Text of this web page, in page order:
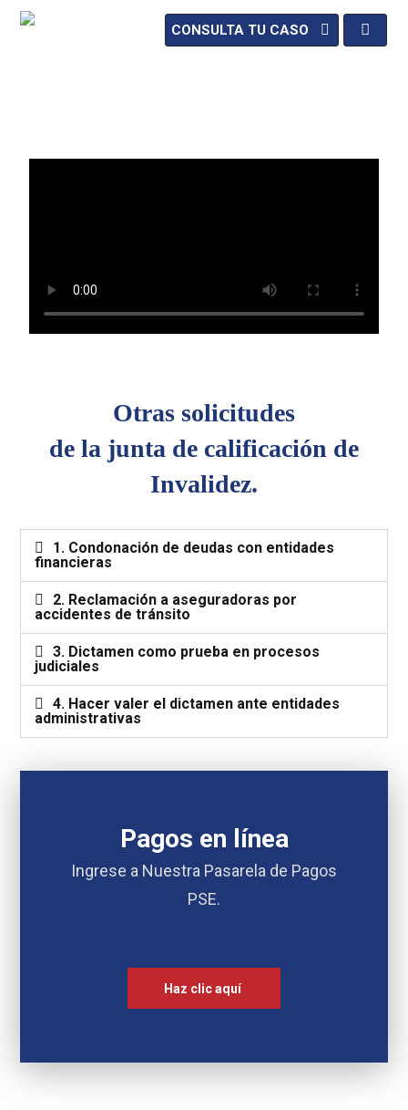
CONSULTA TU CASO
Otras solicitudes
de la junta de calificación de
Invalidez.
1. Condonación de deudas con entidades
financieras
2. Reclamación a aseguradoras por
accidentes de tránsito
3. Dictamen como prueba en procesos
judiciales
4. Hacer valer el dictamen ante entidades
administrativas
Pagos en línea
Ingrese a Nuestra Pasarela de Pagos
PSE.
Haz clic aquí